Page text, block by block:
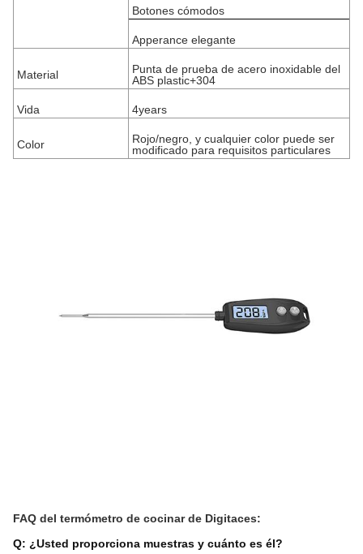
Botones cómodos
Apperance elegante
Material
Punta de prueba de acero inoxidable del
ABS plastic+304
Vida 4years
Color
Rojo/negro, y cualquier color puede ser
modificado para requisitos particulares
FAQ del termómetro de cocinar de Digitaces:
Q: ¿Usted proporciona muestras y cuánto es él?